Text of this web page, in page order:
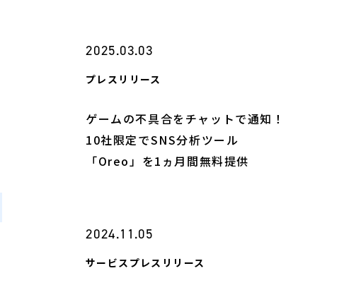
2025.03.03
プレスリリース
ゲームの不具合をチャットで通知！
10社限定でSNS分析ツール
「Oreo」を1ヵ月間無料提供
2024.11.05
サービス プレスリリース